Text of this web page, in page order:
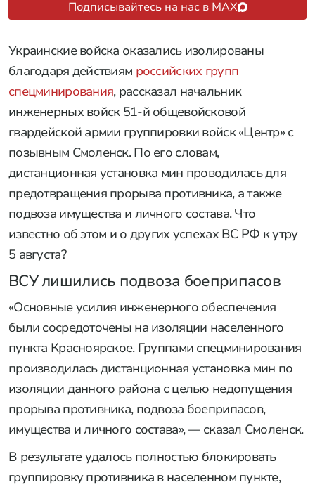
Подписывайтесь на нас в MAX
Украинские войска оказались изолированы
благодаря действиям российских групп
спецминирования, рассказал начальник
инженерных войск 51-й общевойсковой
гвардейской армии группировки войск «Центр» с
позывным Смоленск. По его словам,
дистанционная установка мин проводилась для
предотвращения прорыва противника, а также
подвоза имущества и личного состава. Что
известно об этом и о других успехах ВС РФ к утру
5 августа?
ВСУ лишились подвоза боеприпасов
«Основные усилия инженерного обеспечения
были сосредоточены на изоляции населенного
пункта Красноярское. Группами спецминирования
производилась дистанционная установка мин по
изоляции данного района с целью недопущения
прорыва противника, подвоза боеприпасов,
имущества и личного состава», — сказал Смоленск.
В результате удалось полностью блокировать
группировку противника в населенном пункте,